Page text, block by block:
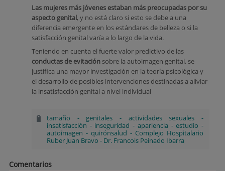
Las mujeres más jóvenes estaban más preocupadas por su
aspecto genital, y no está claro si esto se debe a una
diferencia emergente en los estándares de belleza o si la
satisfacción genital varía a lo largo de la vida.
Teniendo en cuenta el fuerte valor predictivo de las
conductas de evitación sobre la autoimagen genital, se
justifica una mayor investigación en la teoría psicológica y
el desarrollo de posibles intervenciones destinadas a aliviar
la insatisfacción genital a nivel individual
tamaño - genitales - actividades sexuales -
insatisfacción - inseguridad - apariencia -estudio -
autoimagen - quirónsalud - Complejo Hospitalario
Ruber Juan Bravo - Dr. Francois Peinado Ibarra
Comentarios